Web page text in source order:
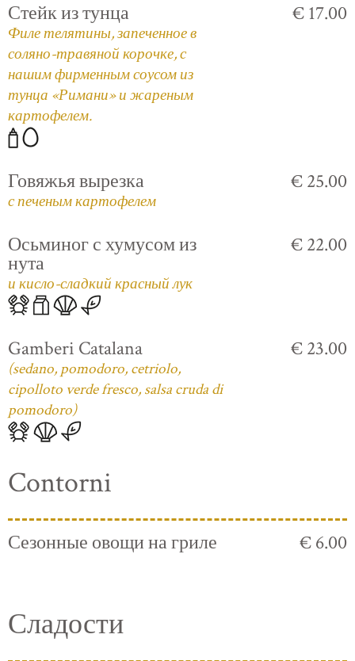
Стейк из тунца
Филе телятины, запеченное в
соляно-травяной корочке, с
нашим фирменным соусом из
тунца «Римани» и жареным
картофелем.
€ 17.00
Говяжья вырезка
с печеным картофелем
€ 25.00
Осьминог с хумусом из
нута
и кисло-сладкий красный лук
€ 22.00
Gamberi Catalana
(sedano, pomodoro, cetriolo,
cipolloto verde fresco, salsa cruda di
pomodoro)
€ 23.00
Contorni
Сезонные овощи на гриле € 6.00
Сладости